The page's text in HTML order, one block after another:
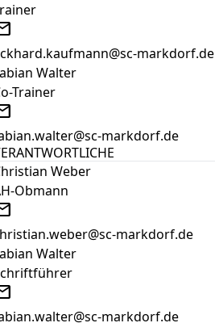
markdorf.de
Walter
Trainer
markdorf.de
Weber
Obmann
markdorf.de
Walter
markdorf.de